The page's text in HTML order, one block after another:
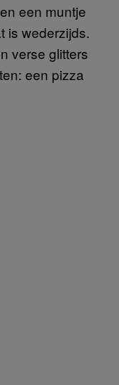
een muntje
is wederzijds.
verse glitters
een pizza